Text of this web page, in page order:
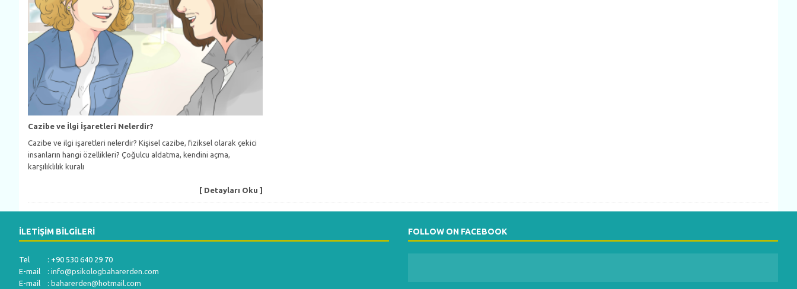
Cazibe ve İlgi İşaretleri Nelerdir?
Cazibe ve ilgi işaretleri nelerdir? Kişisel cazibe, fiziksel olarak çekici
insanların hangi özellikleri? Çoğulcu aldatma, kendini açma,
karşılıklılık kuralı
[ Detayları Oku ]
İLETIŞIM BILGILERI
Tel : +90 530 640 29 70
E-mail : info@psikologbaharerden.com
E-mail : baharerden@hotmail.com
FOLLOW ON FACEBOOK